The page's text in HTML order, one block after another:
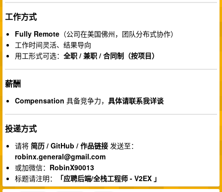
工作方式
Fully Remote （公司在美国佛州，团队分布式协作）
工作时间灵活、结果导向
用工形式可选： 全职 / 兼职 / 合同制（按项目）
薪酬
Compensation 具备竞争力， 具体请联系我详谈
投递方式
请将 简历 / GitHub / 作品链接 发送至：
robinx.general@gmail.com
或加微信： RobinX90013
标题请注明：
「应聘后端/全栈工程师 - V2EX 」